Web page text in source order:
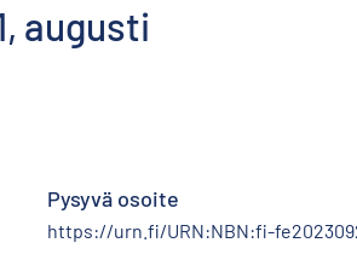
augusti
Pysyvä osoite
https://urn.fi/URN:NBN:fi-